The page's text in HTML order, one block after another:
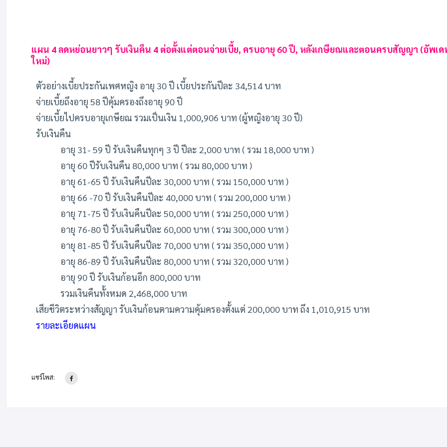
แผน 4 ลดหย่อนยาวๆ รับเงินคืน 4 ต่อตั้งแต่ตอนจ่ายเบี้ย, ครบอายุ 60 ปี, หลังเกษียณและตอนครบสัญญา (อัพเด
ใหม่)
ตัวอย่างเบี้ยประกันเพศหญิง อายุ 30 ปี เบี้ยประกันปีละ 34,514 บาท
จ่ายเบี้ยถึงอายุ 58 ปีคุ้มครองถึงอายุ 90 ปี
จ่ายเบี้ยไปครบอายุเกษียณ รวมเป็นเงิน 1,000,906 บาท (ผู้หญิงอายุ 30 ปี)
รับเงินคืน
อายุ 31- 59 ปี รับเงินคืนทุกๆ 3 ปี ปีละ 2,000 บาท ( รวม 18,000 บาท )
อายุ 60 ปีรับเงินคืน 80,000 บาท ( รวม 80,000 บาท )
อายุ 61-65 ปี รับเงินคืนปีละ 30,000 บาท ( รวม 150,000 บาท )
อายุ 66 -70 ปี รับเงินคืนปีละ 40,000 บาท ( รวม 200,000 บาท )
อายุ 71-75 ปี รับเงินคืนปีละ 50,000 บาท ( รวม 250,000 บาท )
อายุ 76-80 ปี รับเงินคืนปีละ 60,000 บาท ( รวม 300,000 บาท )
อายุ 81-85 ปี รับเงินคืนปีละ 70,000 บาท ( รวม 350,000 บาท )
อายุ 86-89 ปี รับเงินคืนปีละ 80,000 บาท ( รวม 320,000 บาท )
อายุ 90 ปี รับเงินก้อนอีก 800,000 บาท
รวมเงินคืนทั้งหมด 2,468,000 บาท
เสียชีวิตระหว่างสัญญา รับเงินก้อนตามความคุ้มครองตั้งแต่ 200,000 บาท ถึง 1,010,915 บาท
รายละเอียดแผน
แชร์โพส: